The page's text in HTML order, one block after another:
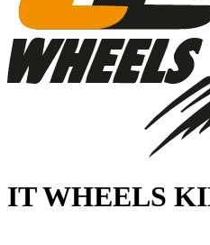
IT WHEELS